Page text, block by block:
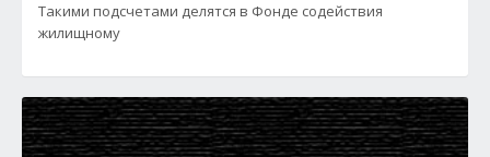
Такими подсчетами делятся в Фонде содействия
жилищному